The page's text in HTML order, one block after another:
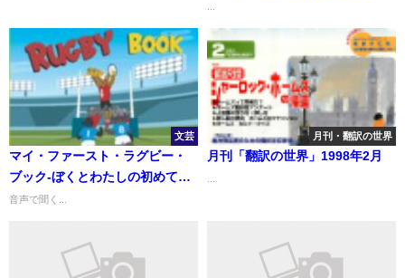
...
文芸
マイ・ファースト・ラグビー・
ブック‐ぼくとわたしの初めての
ラグビーブック
音声で聞く...
月刊・翻訳の世界
月刊「翻訳の世界」1998年2月